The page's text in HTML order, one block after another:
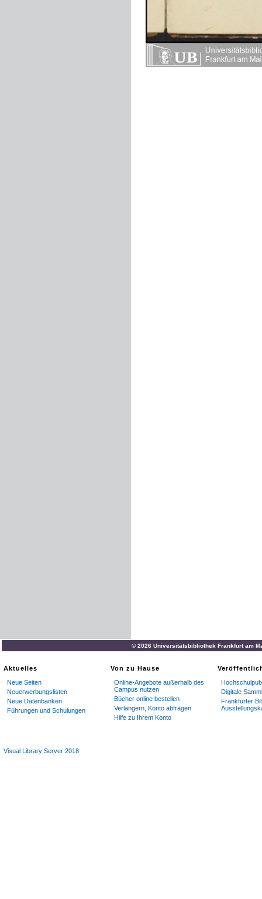
© 2026 Universitätsbibliothek Frankfurt am
Aktuelles
Neue Seiten
Neuerwerbungslisten
Neue Datenbanken
Führungen und Schulungen
Von zu Hause
Online-Angebote außerhalb des
Campus nutzen
Bücher online bestellen
Verlängern, Konto abfragen
Hilfe zu Ihrem Konto
Digitale
Frankfurter
Visual Library Server 2018